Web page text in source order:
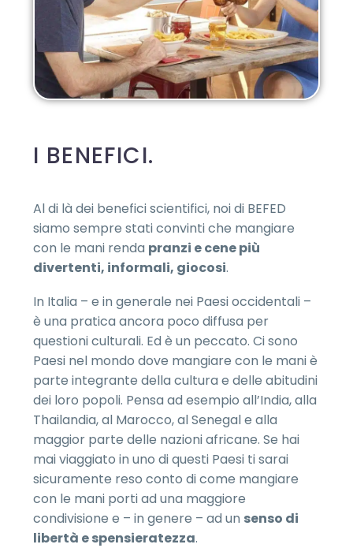
I BENEFICI.
Al di là dei benefici scientifici, noi di BEFED
siamo sempre stati convinti che mangiare
con le mani renda pranzi e cene più
divertenti, informali, giocosi.
In Italia – e in generale nei Paesi occidentali –
è una pratica ancora poco diffusa per
questioni culturali. Ed è un peccato. Ci sono
Paesi nel mondo dove mangiare con le mani è
parte integrante della cultura e delle abitudini
dei loro popoli. Pensa ad esempio all’India, alla
Thailandia, al Marocco, al Senegal e alla
maggior parte delle nazioni africane. Se hai
mai viaggiato in uno di questi Paesi ti sarai
sicuramente reso conto di come mangiare
con le mani porti ad una maggiore
condivisione e – in genere – ad un senso di
libertà e spensieratezza.